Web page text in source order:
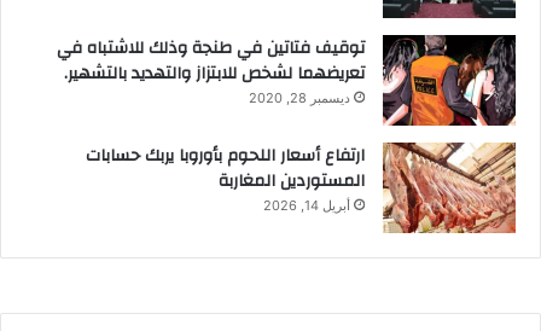
توقيف فتاتين في طنجة وذلك للاشتباه في
تعريضهما لشخص للابتزاز والتهديد بالتشهير.
ديسمبر 28, 2020
ارتفاع أسعار اللحوم بأوروبا يربك حسابات
المستوردين المغاربة
أبريل 14, 2026